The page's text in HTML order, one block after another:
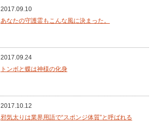
2017.09.10
あなたの守護霊もこんな風に決まった。
2017.09.24
トンボと蝶は神様の化身
2017.10.12
邪気太りは業界用語で“スポンジ体質”と呼ばれる